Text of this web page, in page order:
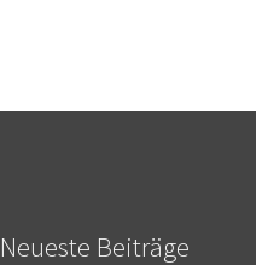
Neueste Beiträge